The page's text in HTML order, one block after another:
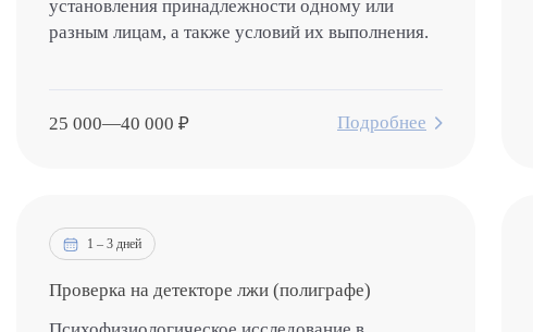
установления принадлежности одному или
разным лицам, а также условий их выполнения.
25 000—40 000 ₽ Подробнее
1 – 3 дней
Проверка на детекторе лжи (полиграфе)